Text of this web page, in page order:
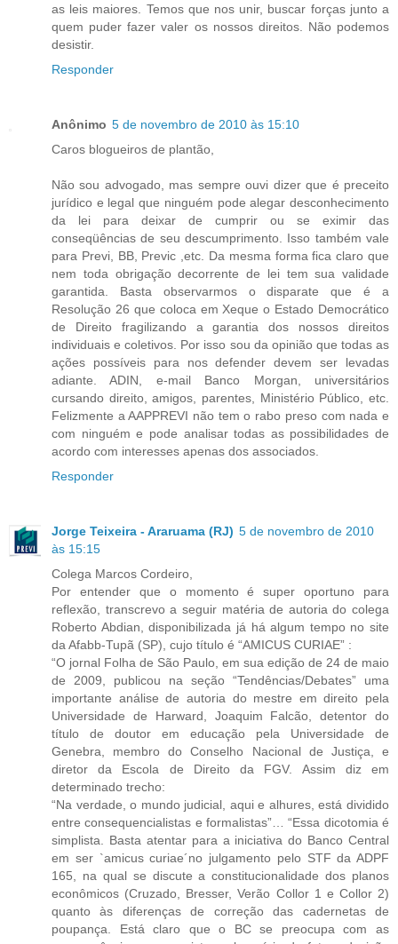
as leis maiores. Temos que nos unir, buscar forças junto a
quem puder fazer valer os nossos direitos. Não podemos
desistir.
Responder
Anônimo 5 de novembro de 2010 às 15:10
Caros blogueiros de plantão,
Não sou advogado, mas sempre ouvi dizer que é preceito
jurídico e legal que ninguém pode alegar desconhecimento
da lei para deixar de cumprir ou se eximir das
conseqüências de seu descumprimento. Isso também vale
para Previ, BB, Previc ,etc. Da mesma forma fica claro que
nem toda obrigação decorrente de lei tem sua validade
garantida. Basta observarmos o disparate que é a
Resolução 26 que coloca em Xeque o Estado Democrático
de Direito fragilizando a garantia dos nossos direitos
individuais e coletivos. Por isso sou da opinião que todas as
ações possíveis para nos defender devem ser levadas
adiante. ADIN, e-mail Banco Morgan, universitários
cursando direito, amigos, parentes, Ministério Público, etc.
Felizmente a AAPPREVI não tem o rabo preso com nada e
com ninguém e pode analisar todas as possibilidades de
acordo com interesses apenas dos associados.
Responder
Jorge Teixeira - Araruama (RJ) 5 de novembro de 2010
às 15:15
Colega Marcos Cordeiro,
Por entender que o momento é super oportuno para
reflexão, transcrevo a seguir matéria de autoria do colega
Roberto Abdian, disponibilizada já há algum tempo no site
da Afabb-Tupã (SP), cujo título é “AMICUS CURIAE” :
“O jornal Folha de São Paulo, em sua edição de 24 de maio
de 2009, publicou na seção “Tendências/Debates” uma
importante análise de autoria do mestre em direito pela
Universidade de Harward, Joaquim Falcão, detentor do
título de doutor em educação pela Universidade de
Genebra, membro do Conselho Nacional de Justiça, e
diretor da Escola de Direito da FGV. Assim diz em
determinado trecho:
“Na verdade, o mundo judicial, aqui e alhures, está dividido
entre consequencialistas e formalistas”… “Essa dicotomia é
simplista. Basta atentar para a iniciativa do Banco Central
em ser `amicus curiae´no julgamento pelo STF da ADPF
165, na qual se discute a constitucionalidade dos planos
econômicos (Cruzado, Bresser, Verão Collor 1 e Collor 2)
quanto às diferenças de correção das cadernetas de
poupança. Está claro que o BC se preocupa com as